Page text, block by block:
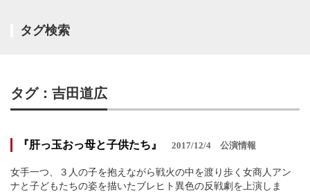
タグ検索
タグ：吉田道広
『肝っ玉おっ母と子供たち』 2017/12/4 公演情報
女手一つ、３人の子を抱えながら戦火の中を渡り歩く女商人アン
ナと子どもたちの姿を描いたブレヒト異色の反戦劇を上演しま